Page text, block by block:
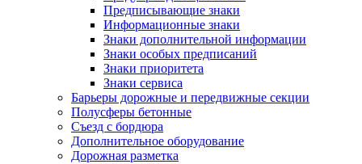
Предписывающие знаки
Информационные знаки
Знаки дополнительной информации
Знаки особых предписаний
Знаки приоритета
Знаки сервиса
Барьеры дорожные и передвижные секции
Полусферы бетонные
Съезд с бордюра
Дополнительное оборудование
Дорожная разметка